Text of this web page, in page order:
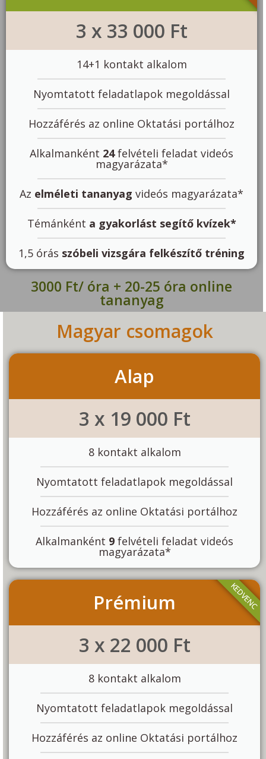
3 x 33 000 Ft
14+1 kontakt alkalom
Nyomtatott feladatlapok megoldással
Hozzáférés az online Oktatási portálhoz
Alkalmanként 24felvételi feladat videós
magyarázata*
Az elméleti tananyag videós magyarázata*
Témánként a gyakorlást segítő kvízek*
1,5 órás szóbeli vizsgára felkészítő tréning
3000 Ft/ óra + 20-25 óra online
tananyag
Magyar csomagok
Alap
3 x 19 000 Ft
8 kontakt alkalom
Nyomtatott feladatlapok megoldással
Hozzáférés az online Oktatási portálhoz
Alkalmanként 9 felvételi feladat videós
magyarázata*
Prémium
3 x 22 000 Ft
8 kontakt alkalom
Nyomtatott feladatlapok megoldással
Hozzáférés az online Oktatási portálhoz
KEDVENC